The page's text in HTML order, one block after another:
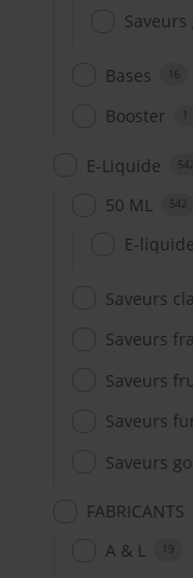
Bases 16
Booster 1
E-Liquide 542
50 ML 542
E-
Saveurs
Saveurs
Saveurs
Saveurs
Saveurs
FABRICANTS
A & L 19